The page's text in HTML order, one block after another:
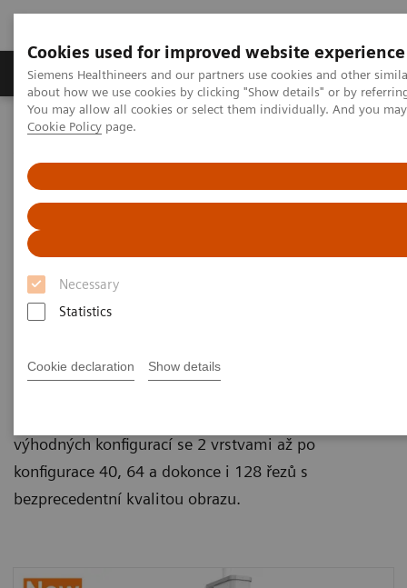
Cookies used for improved website experience
Siemens Healthineers and our partners use cookies and other
about how we use cookies by clicking "Show details" or by
You may allow all cookies or select them individually. And you
Cookie Policy page.
Necessary
Statistics
Cookie declaration Show details
Zobrazovací technika Laboratorní diagnostika
Home Zobrazovací technika
Jednozdrojové CT skenery
Získáním několika vrstev těla současně může být
doba skenování výrazně zkrácena a velmi malé
časů. Multislice CT umožňuje širokou škálu
výhodných konfigurací se 2 vrstvami až po
konfigurace 40, 64 a dokonce i 128 řezů s
bezprecedentní kvalitou obrazu.